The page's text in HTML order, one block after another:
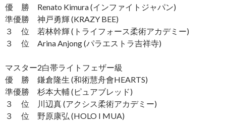
優 勝 Renato Kimura (インファイトジャパン)
準優勝 神戸勇輝 (KRAZY BEE)
３ 位 若林幹輝 (トライフォース柔術アカデミー)
３ 位 Arina Anjong (パラエストラ吉祥寺)
マスター2白帯ライトフェザー級
優 勝 鎌倉隆生 (和術慧舟會HEARTS)
準優勝 杉本大輔 (ピュアブレッド)
３ 位 川辺真 (アクシス柔術アカデミー)
３ 位 野原康弘 (HOLO I MUA)